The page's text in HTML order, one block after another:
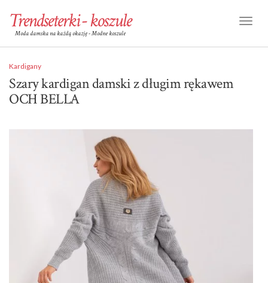
Trendseterki - koszule
Moda damska na każdą okazję - Modne koszule
Kardigany
Szary kardigan damski z długim rękawem
OCH BELLA